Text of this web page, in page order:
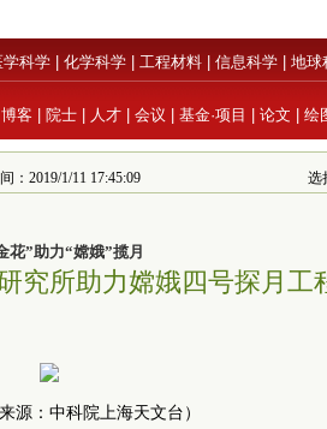
学科学 化学科学 工程材料 信息科学 地球
博客 院士 人才 会议 基金·项目 论文 绘
：2019/1/11 17:45:09 选
花”助力“嫦娥”揽月
究所助力嫦娥四号探月工
源：中科院上海天文台）